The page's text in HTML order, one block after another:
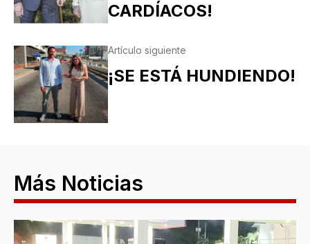
CARDÍACOS!
Artículo siguiente
¡SE ESTÁ HUNDIENDO!
Más Noticias